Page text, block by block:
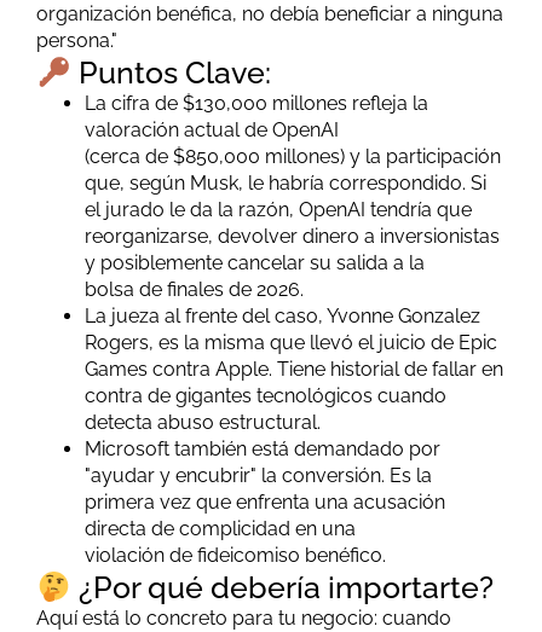
organización benéfica, no debía beneficiar a ninguna
persona."
Puntos Clave:
La cifra de $130,000 millones refleja la
valoración actualde OpenAI
(cerca de $850,000 millones) y la participación
que, según Musk, le habría correspondido. Si
el jurado le da la razón, OpenAI tendría que
reorganizarse, devolver dinero a inversionistas
y posiblemente cancelar su salida a la
bolsa de finales de 2026.
La jueza al frente del caso, Yvonne Gonzalez
Rogers, es la misma que llevó el juicio de Epic
Games contra Apple. Tiene historialde fallar en
contra de gigantes tecnológicos cuando
detecta abuso estructural.
Microsoft también está demandado por
"ayudar y encubrir" la conversión. Es la
primera vez que enfrenta una acusación
directa de complicidad en una
violación de fideicomiso benéfico.
¿Por qué debería importarte?
Aquí está lo concreto para tu negocio: cuando